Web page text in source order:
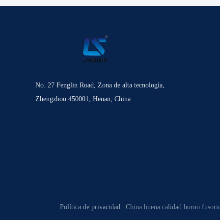
No. 27 Fenglin Road, Zona de alta tecnología,
Zhengzhou 450001, Henan, China
Política de privacidad | China buena calidad horno